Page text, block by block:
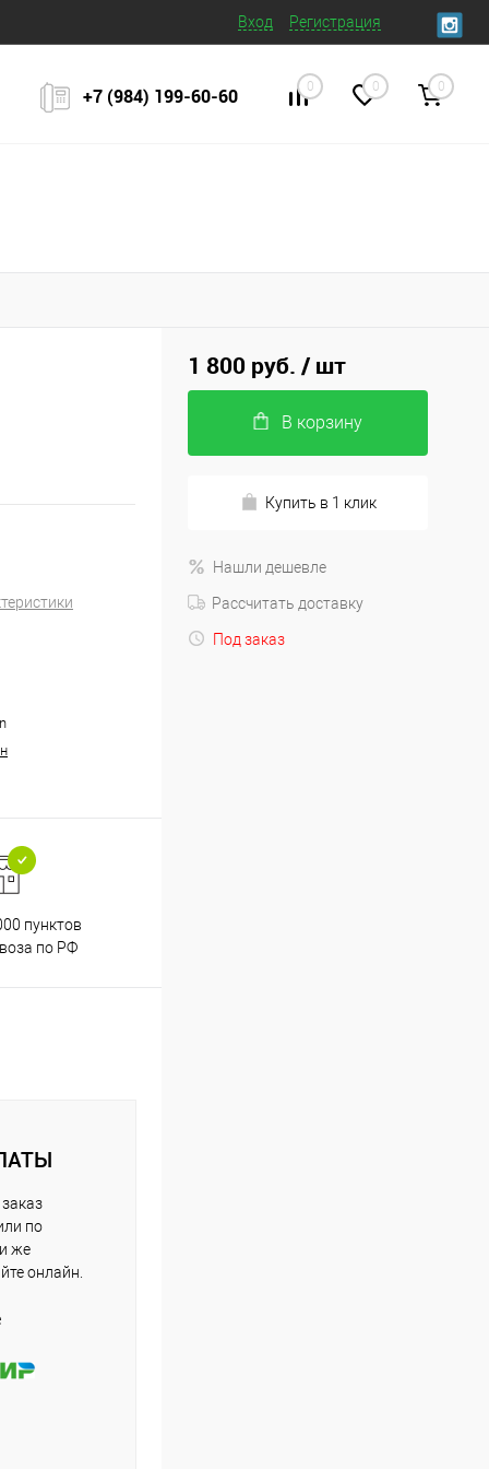
Вход Регистрация
+7 (984) 199‒60‒60 0 0 0
пунктов
по РФ
по
же
онлайн.
1 800 руб. / шт
В корзину
Купить в 1 клик
Нашли дешевле
Рассчитать доставку
Под заказ